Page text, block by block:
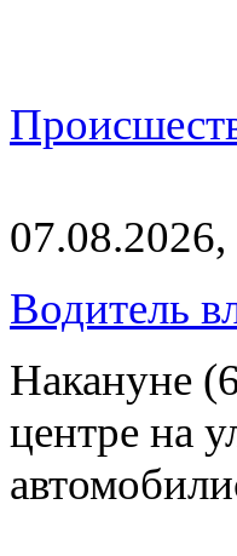
Водитель
Накануне
центре на